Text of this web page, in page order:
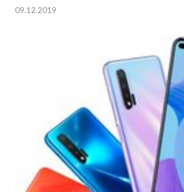
09.12.2019